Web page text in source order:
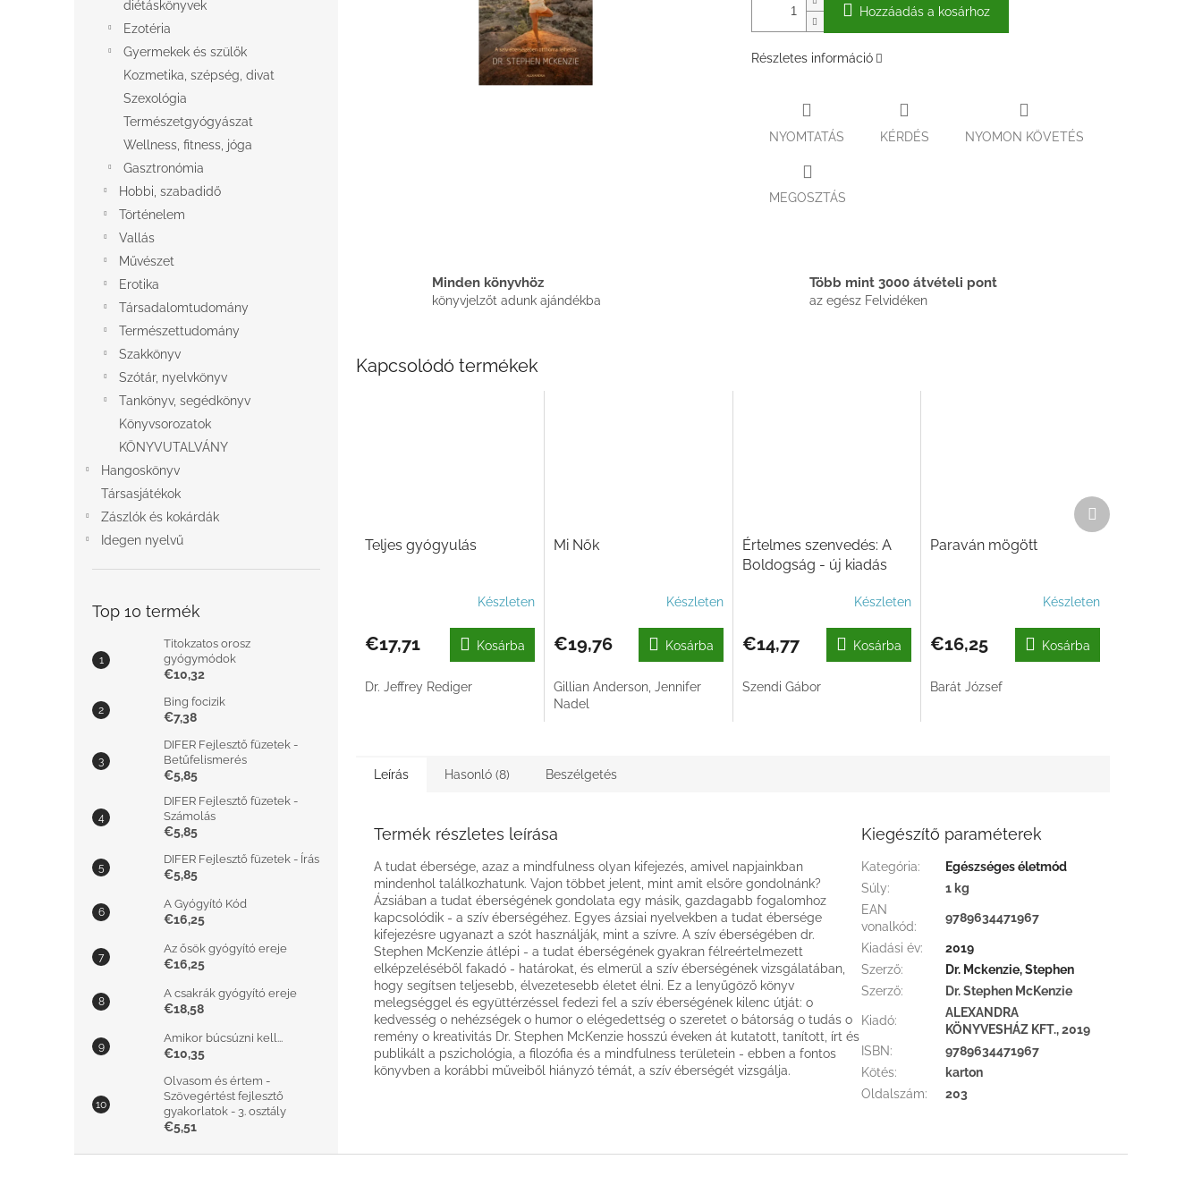
diétáskönyvek
Ezotéria
Gyermekek és szülők
Kozmetika, szépség, divat
Szexológia
Természetgyógyászat
Wellness, fitness, jóga
Gasztronómia
Hobbi, szabadidő
Történelem
Vallás
Művészet
Erotika
Társadalomtudomány
Természettudomány
Szakkönyv
Szótár, nyelvkönyv
Tankönyv, segédkönyv
Könyvsorozatok
KÖNYVUTALVÁNY
Hangoskönyv
Társasjátékok
Zászlók és kokárdák
Idegen nyelvű
Top 10 termék
Titokzatos orosz
gyógymódok
€10,32
Bing focizik
€7,38
DIFER Fejlesztő füzetek -
Betűfelismerés
€5,85
DIFER Fejlesztő füzetek -
Számolás
€5,85
DIFER Fejlesztő füzetek - Írás
€5,85
A Gyógyító Kód
€16,25
Az ősök gyógyító ereje
€16,25
A csakrák gyógyító ereje
€18,58
Amikor búcsúzni kell...
€10,35
Olvasom és értem -
Szövegértést fejlesztő
gyakorlatok - 3. osztály
€5,51
Hozzáadás a kosárhoz
Részletes információ
NYOMTATÁS KÉRDÉS NYOMON KÖVETÉS
MEGOSZTÁS
Minden könyvhöz
könyvjelzőt adunk ajándékba
Több mint 3000 átvételi pont
az egész Felvidéken
Kapcsolódó termékek
Teljes gyógyulás
Készleten
€17,71 Kosárba
Dr. Jeffrey Rediger
Mi Nők
Készleten
€19,76 Kosárba
Gillian Anderson, Jennifer
Nadel
Értelmes szenvedés: A
Boldogság - új kiadás
Készleten
€14,77 Kosárba
Szendi Gábor
Paraván mögött
Készleten
€16,25 Kosárba
Barát József
Következő
termék
Leírás Hasonló (8) Beszélgetés
Termék részletes leírása
A tudat ébersége, azaz a mindfulness olyan kifejezés, amivel napjainkban
mindenhol találkozhatunk. Vajon többet jelent, mint amit elsőre gondolnánk?
Ázsiában a tudat éberségének gondolata egy másik, gazdagabb fogalomhoz
kapcsolódik - a szív éberségéhez. Egyes ázsiai nyelvekben a tudat ébersége
kifejezésre ugyanazt a szót használják, mint a szívre. A szív éberségében dr.
Stephen McKenzie átlépi - a tudat éberségének gyakran félreértelmezett
elképzeléséből fakadó - határokat, és elmerül a szív éberségének vizsgálatában,
hogy segítsen teljesebb, élvezetesebb életet élni. Ez a lenyűgöző könyv
melegséggel és együttérzéssel fedezi fel a szív éberségének kilenc útját: o
kedvesség o nehézségek o humor o elégedettség o szeretet o bátorság o tudás o
remény o kreativitás Dr. Stephen McKenzie hosszú éveken át kutatott, tanított, írt és
publikált a pszichológia, a filozófia és a mindfulness területein - ebben a fontos
könyvben a korábbi műveiből hiányzó témát, a szív éberségét vizsgálja.
Kiegészítő paraméterek
Kategória:
Egészséges életmód
Súly:
1 kg
EAN
vonalkód:
9789634471967
Kiadási év:
2019
Szerző:
Dr. Mckenzie, Stephen
Szerző: Dr. Stephen McKenzie
Kiadó:
ALEXANDRA
KÖNYVESHÁZ KFT., 2019
ISBN:
9789634471967
Kötés:
karton
Oldalszám: 203